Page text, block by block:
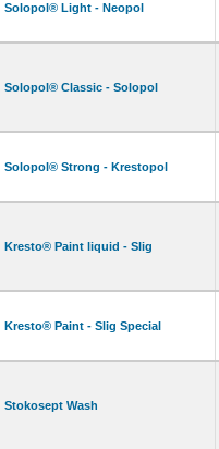
Solopol® Light - Neopol
Solopol® Classic - Solopol
Solopol® Strong - Krestopol
Kresto® Paint liquid - Slig
Kresto® Paint - Slig Special
Stokosept Wash